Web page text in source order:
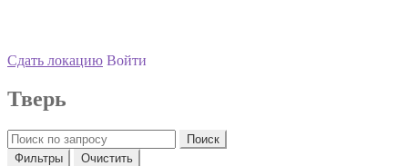
Сдать локацию Войти
Тверь
Поиск
Фильтры
Очистить